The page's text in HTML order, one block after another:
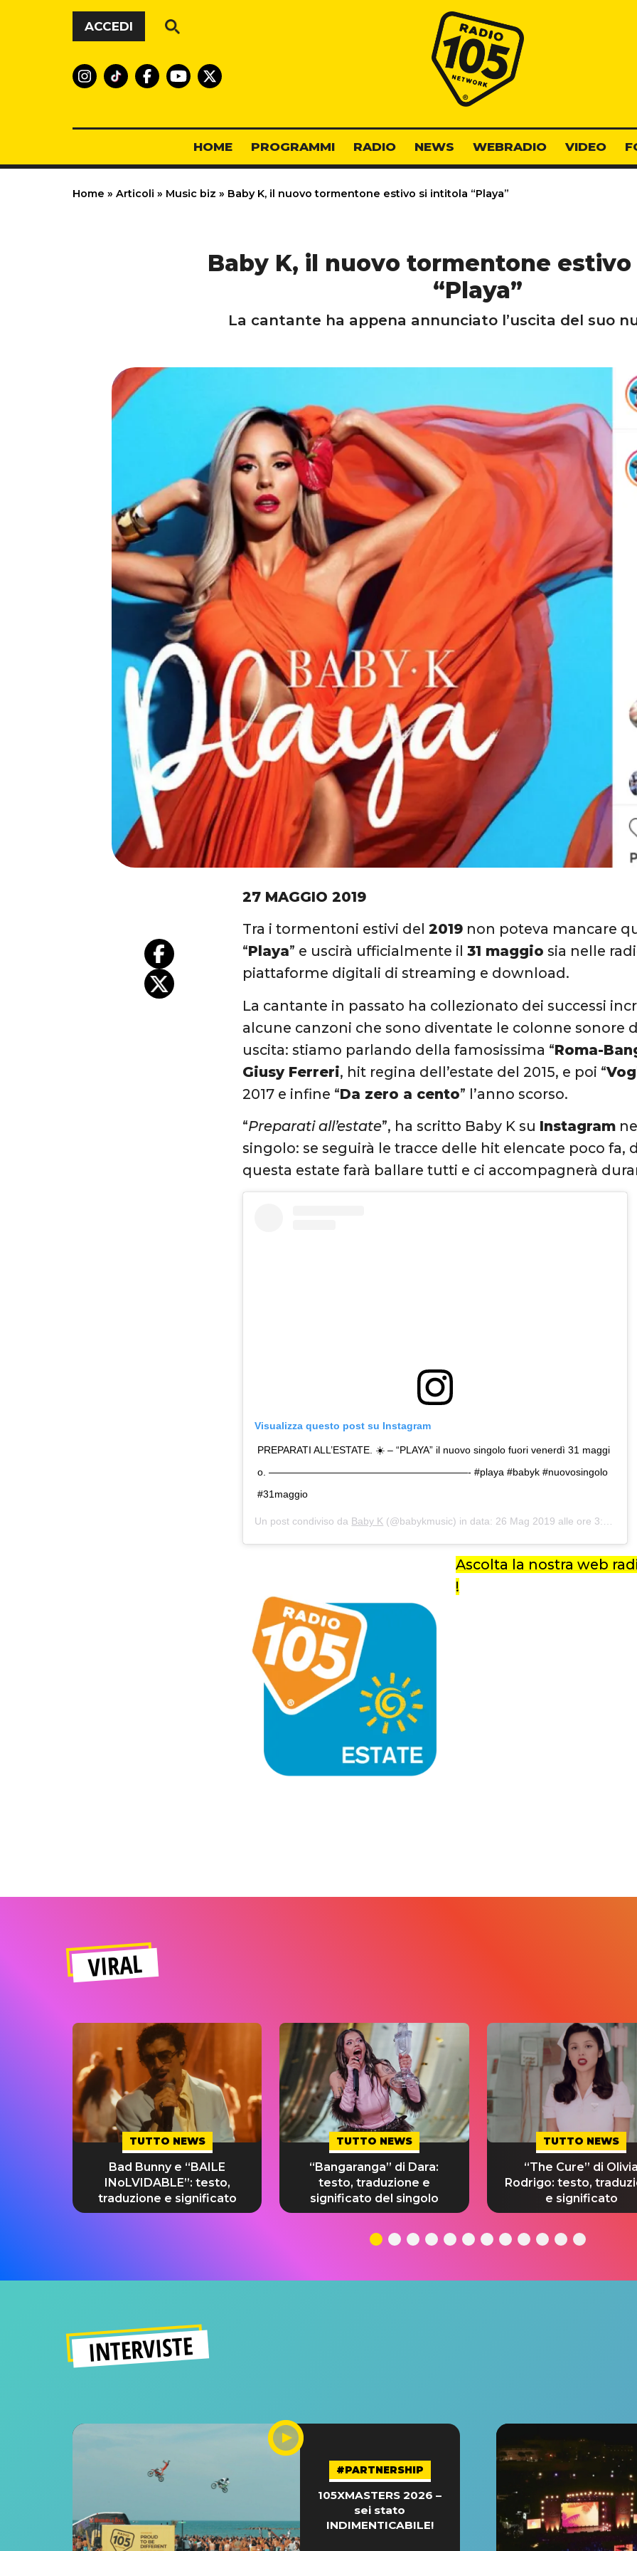
Vai al contenuto
ACCEDI
Radio 105
HOME PROGRAMMI RADIO NEWS WEBRADIO VIDEO
Home » Articoli » Music biz » Baby K, il nuovo tormentone estivo si intitola “Playa”
Baby K, il nuovo tormentone
“Playa”
La cantante ha appena annunciato l’uscita del suo
27 MAGGIO 2019
Tra i tormentoni estivi del2019 non poteva mancare
“Playa” e uscirà ufficialmente il31 maggio sia nelle
piattaforme digitali di streaming e download.
La cantante in passato ha collezionato dei successi
alcune canzoni che sono diventate le colonne sonore
uscita: stiamo parlando della famosissima “Roma-
Giusy Ferreri, hit regina dell’estate del 2015, e poi “
2017 e infine “Da zero a cento” l’anno scorso.
“Preparati all’estate”, ha scritto Baby K su Instagram
singolo: se seguirà le tracce delle hit elencate poco fa,
questa estate farà ballare tutti e ci accompagnerà
Visualizza questo post su Instagram
PREPARATI ALL’ESTATE. ☀️ – “PLAYA” il nuovo singolo fuori venerdì 31 maggi
o. ————————————————————- #playa #babyk #nuovosingolo
#31maggio
Un post condiviso da Baby K (@babykmusic) in data: 26 Mag 2019 alle ore 3:39 PDT
Ascolta la nostra web
!
VIRAL
TUTTO NEWS
Bad Bunny e “BAILE
INoLVIDABLE”: testo,
traduzione e significato
TUTTO NEWS
“Bangaranga” di Dara:
testo, traduzione e
significato del singolo
TUTTO NEWS
“The Cure” di Olivia
Rodrigo: testo,
e significato
INTERVISTE
#PARTNERSHIP
105XMASTERS 2026 –
sei stato
INDIMENTICABILE!